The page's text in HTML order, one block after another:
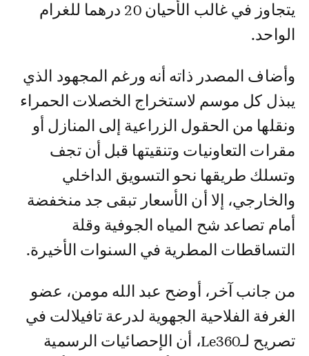
يتجاوز في غالب الأحيان 20 درهما للغرام
الواحد.
وأضاف المصدر ذاته أنه ورغم المجهود الذي
يبذل كل موسم لاستخراج الخصلات الحمراء
ونقلها من الحقول الزراعية إلى المنازل أو
مقرات التعاونيات وتنقيتها قبل أن تجف
وتسلك طريقها نحو التسويق الداخلي
والخارجي، إلا أن الأسعار تبقى جد منخفضة
أمام تصاعد شح المياه الجوفية وقلة
التساقطات المطرية في السنوات الأخيرة.
من جانب آخر، أوضح عبد الله مومن، عضو
الغرفة الفلاحية الجهوية لدرعة تافيلالت في
تصريح لـLe360، أن الإحصائيات الرسمية